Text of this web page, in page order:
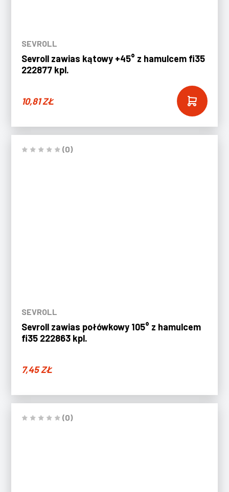
SEVROLL
Sevroll zawias kątowy +45° z hamulcem fi35
222877 kpl.
10,81ZŁ
(0)
SEVROLL
Sevroll zawias połówkowy 105° z hamulcem
fi35 222863 kpl.
7,45ZŁ
(0)